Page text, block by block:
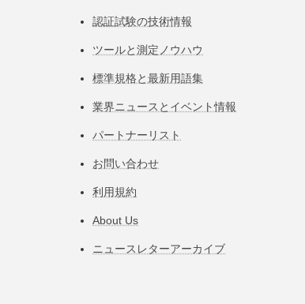
認証試験の技術情報
ツールと測定ノウハウ
標準規格と最新用語集
業界ニュースとイベント情報
パートナーリスト
お問い合わせ
利用規約
About Us
ニュースレターアーカイブ